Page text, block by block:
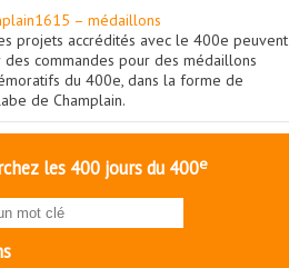
– médaillons
projets accrédités avec le 400e peuvent
des commandes pour des médaillons
du 400e, dans la forme de
de Champlain.
les 400 jours du 400e